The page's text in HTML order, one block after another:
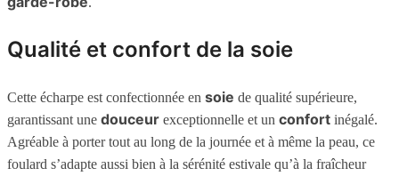
Qualité et confort de la soie
Cette écharpe est confectionnée en soie de qualité supérieure,
garantissant une douceur exceptionnelle et un confort inégalé.
Agréable à porter tout au long de la journée et à même la peau, ce
foulard s’adapte aussi bien à la sérénité estivale qu’à la fraîcheur